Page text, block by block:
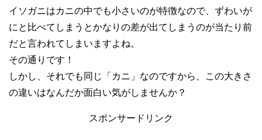
イソガニはカニの中でも小さいのが特徴なので、ずわいが
にと比べてしまうとかなりの差が出てしまうのが当たり前
だと言われてしまいますよね。
その通りです！
しかし、それでも同じ「カニ」なのですから、この大きさ
の違いはなんだか面白い気がしませんか？
スポンサードリンク